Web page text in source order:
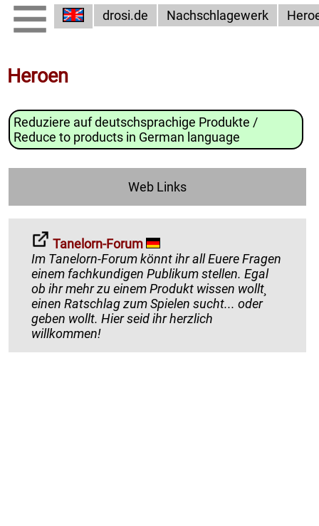
drosi.de Nachschlagewerk
Heroen
Reduziere auf deutschsprachige Produkte /
Reduce to products in German language
Web Links
Tanelorn-Forum
Im Tanelorn-Forum könnt ihr all Euere Fragen
einem fachkundigen Publikum stellen. Egal
ob ihr mehr zu einem Produkt wissen wollt¸
einen Ratschlag zum Spielen sucht... oder
geben wollt. Hier seid ihr herzlich
willkommen!